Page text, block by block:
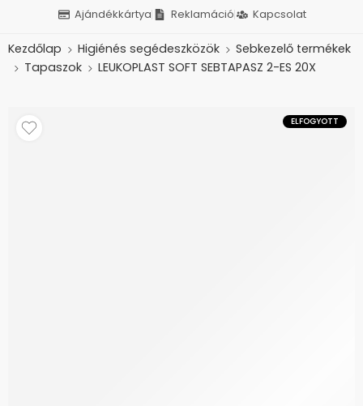
Ajándékkártya Reklamáció Kapcsolat
Kezdőlap Higiénés segédeszközök
Sebkezelő termékek
Tapaszok
LEUKOPLAST SOFT SEBTAPASZ 2-ES 20X
ELFOGYOTT